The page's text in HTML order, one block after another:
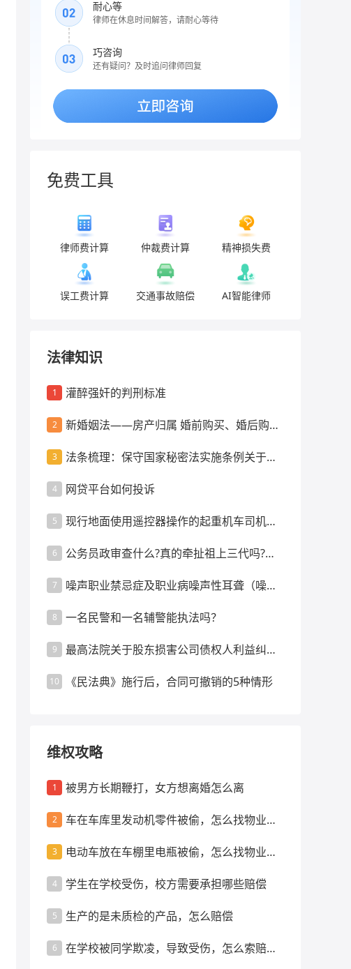
耐心等
律师在休息时间解答，请耐心等待
巧咨询
还有疑问？及时追问律师回复
免费工具
律师费计算 仲裁费计算 精神损失费
误工费计算 交通事故赔偿 AI智能律师
法律知识
1 灌醉强奸的判刑标准
2
新婚姻法——房产归属 婚前购买、婚后购
3
法条梳理：保守国家秘密法实施条例关于监
4 网贷平台如何投诉
5
现行地面使用遥控器操作的起重机车司机是
6
公务员政审查什么?真的牵扯祖上三代吗?政
7
噪声职业禁忌症及职业病噪声性耳聋（噪声
8 一名民警和一名辅警能执法吗？
9
最高法院关于股东损害公司债权人利益纠纷
10 《民法典》施行后，合同可撤销的5种情形
维权攻略
1 被男方长期鞭打，女方想离婚怎么离
2
车在车库里发动机零件被偷，怎么找物业索
3
电动车放在车棚里电瓶被偷，怎么找物业索
4 学生在学校受伤，校方需要承担哪些赔偿
5 生产的是未质检的产品，怎么赔偿
6
在学校被同学欺凌，导致受伤，怎么索赔赔